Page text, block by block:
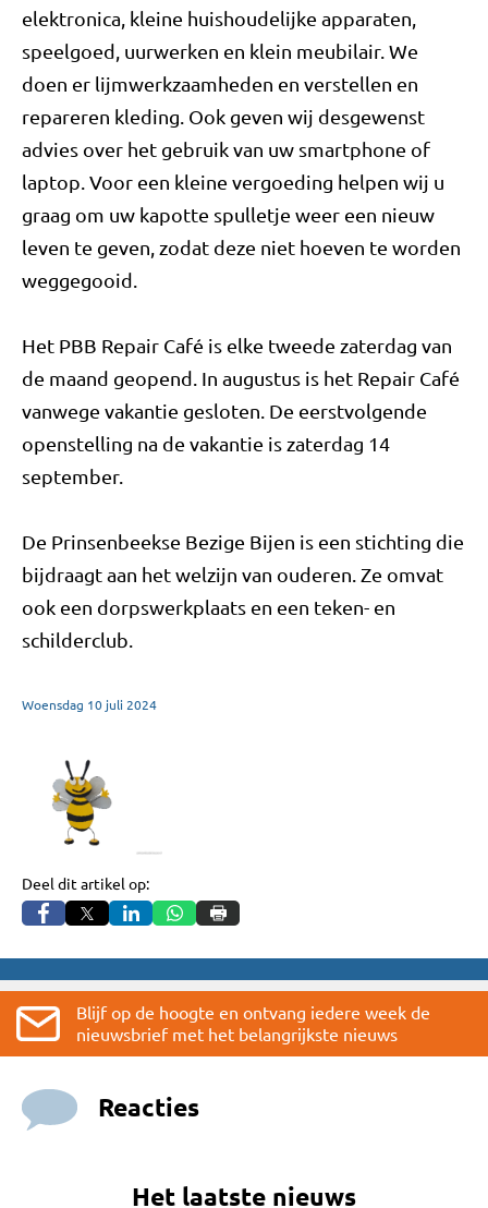
elektronica, kleine huishoudelijke apparaten,
speelgoed, uurwerken en klein meubilair. We
doen er lijmwerkzaamheden en verstellen en
repareren kleding. Ook geven wij desgewenst
advies over het gebruik van uw smartphone of
laptop. Voor een kleine vergoeding helpen wij u
graag om uw kapotte spulletje weer een nieuw
leven te geven, zodat deze niet hoeven te worden
weggegooid.
Het PBB Repair Café is elke tweede zaterdag van
de maand geopend. In augustus is het Repair Café
vanwege vakantie gesloten. De eerstvolgende
openstelling na de vakantie is zaterdag 14
september.
De Prinsenbeekse Bezige Bijen is een stichting die
bijdraagt aan het welzijn van ouderen. Ze omvat
ook een dorpswerkplaats en een teken- en
schilderclub.
Woensdag 10 juli 2024
Deel dit artikel op:
Blijf op de hoogte en ontvang iedere week de
nieuwsbrief met het belangrijkste nieuws
Reacties
Het laatste nieuws